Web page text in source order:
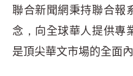
聯合新聞網秉持聯合報
念，向全球華人提供專
是頂尖華文市場的全面